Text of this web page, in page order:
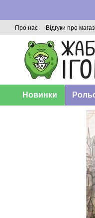
Про нас Відгуки про
Новинки